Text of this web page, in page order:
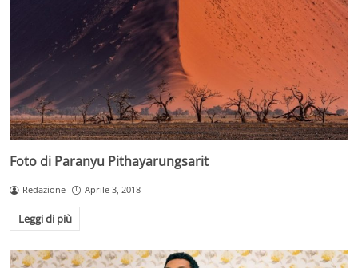
Foto di Paranyu Pithayarungsarit
Redazione Aprile 3, 2018
Leggi di più